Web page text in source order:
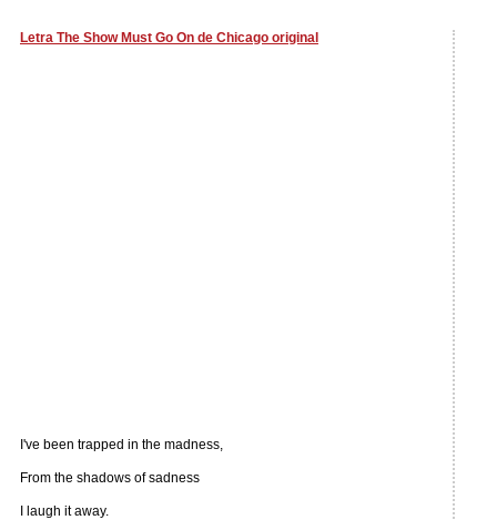
Letra The Show Must Go On de Chicago original
I've been trapped in the madness,
From the shadows of sadness
I laugh it away.